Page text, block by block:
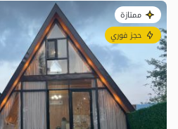
ممتازة
حجز فوري